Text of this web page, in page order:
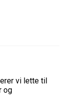
vi lette til
og